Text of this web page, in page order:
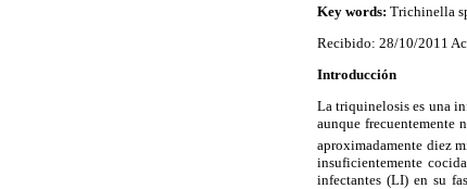
Key words: Trichinella
Recibido: 28/10/2011
Introducción
La triquinelosis es una
aunque frecuentemente
aproximadamente diez
insuficientemente
infectantes (LI) en su